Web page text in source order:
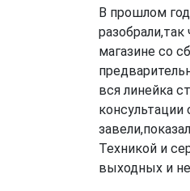
В прошлом
магазине со
вся линейка
консультации
Техникой и
выходных и